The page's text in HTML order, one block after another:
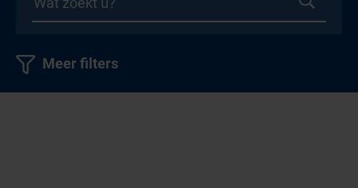
Meer filters